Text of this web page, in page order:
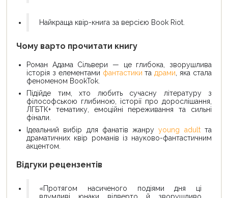
Найкраща квір-книга за версією Book Riot.
Чому варто прочитати книгу
Роман Адама Сільвери — це глибока, зворушлива
історія з елементами фантастики та драми , яка стала
феноменом BookTok.
Підійде тим, хто любить сучасну літературу з
філософською глибиною, історії про дорослішання,
ЛГБТК+ тематику, емоційні переживання та сильні
фінали.
Ідеальний вибір для фанатів жанруyoung adultта
драматичних квір романів із науково-фантастичним
акцентом.
Відгуки рецензентів
«Протягом насиченого подіями дня ці